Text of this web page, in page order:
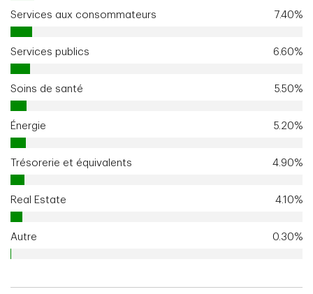
Services aux consommateurs 7.40%
Services publics 6.60%
Soins de santé 5.50%
Énergie 5.20%
Trésorerie et équivalents 4.90%
Real Estate 4.10%
Autre 0.30%